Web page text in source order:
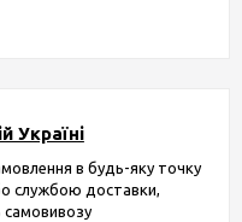
Україні
в будь-яку точку
службою доставки,
самовивозу